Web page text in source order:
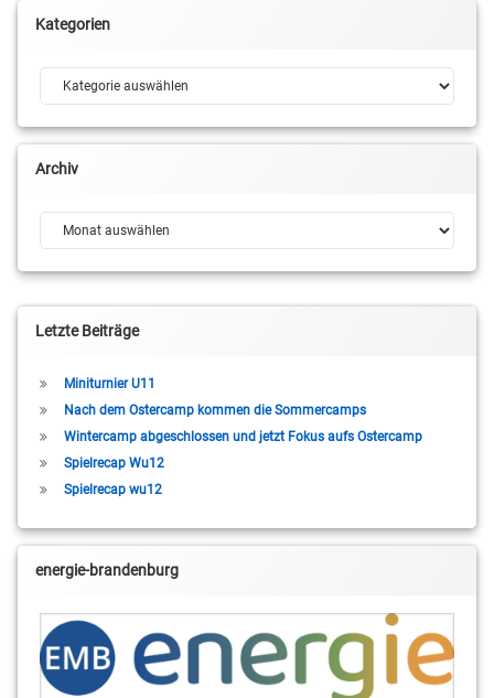
Kategorien
Kategorien
Archiv
Archiv
Letzte Beiträge
Miniturnier U11
Nach dem Ostercamp kommen die Sommercamps
Wintercamp abgeschlossen und jetzt Fokus aufs Ostercamp
Spielrecap Wu12
Spielrecap wu12
energie-brandenburg